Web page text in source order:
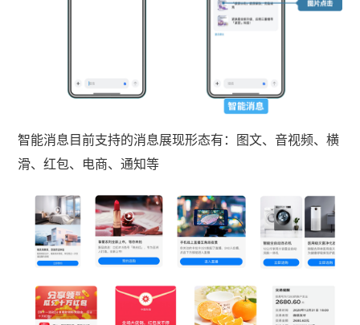
智能消息目前支持的消息展现形态有：图文、音视频、横
滑、红包、电商、通知等